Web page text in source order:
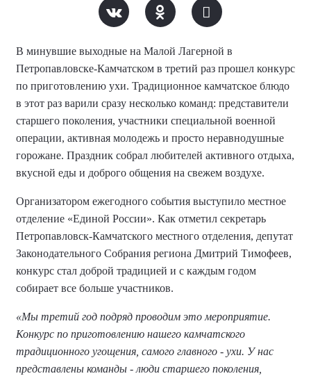
В минувшие выходные на Малой Лагерной в
Петропавловске-Камчатском в третий раз прошел конкурс
по приготовлению ухи. Традиционное камчатское блюдо
в этот раз варили сразу несколько команд: представители
старшего поколения, участники специальной военной
операции, активная молодежь и просто неравнодушные
горожане. Праздник собрал любителей активного отдыха,
вкусной еды и доброго общения на свежем воздухе.
Организатором ежегодного события выступило местное
отделение «Единой России». Как отметил секретарь
Петропавловск-Камчатского местного отделения, депутат
Законодательного Собрания региона Дмитрий Тимофеев,
конкурс стал доброй традицией и с каждым годом
собирает все больше участников.
«Мы третий год подряд проводим это мероприятие.
Конкурс по приготовлению нашего камчатского
традиционного угощения, самого главного - ухи. У нас
представлены команды - люди старшего поколения,